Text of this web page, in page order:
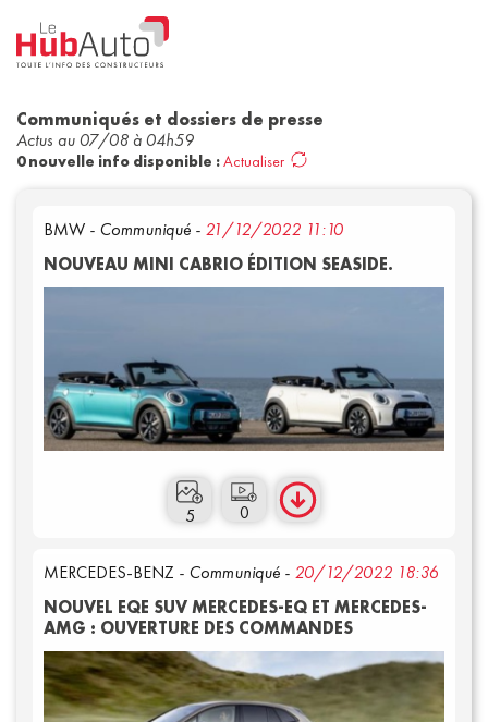
Filtrer par date
Communiqués
Communiqués et dossiers de presse
Actus au07/08 à 04h59
0nouvelle info disponible :Actualiser
BMW - Communiqué - 21/12/2022 11:10
NOUVEAU MINI CABRIO ÉDITION SEASIDE.
0
5
MERCEDES-BENZ - Communiqué - 20/12/2022 18:36
NOUVEL EQE SUV MERCEDES-EQ ET MERCEDES-
AMG : OUVERTURE DES COMMANDES